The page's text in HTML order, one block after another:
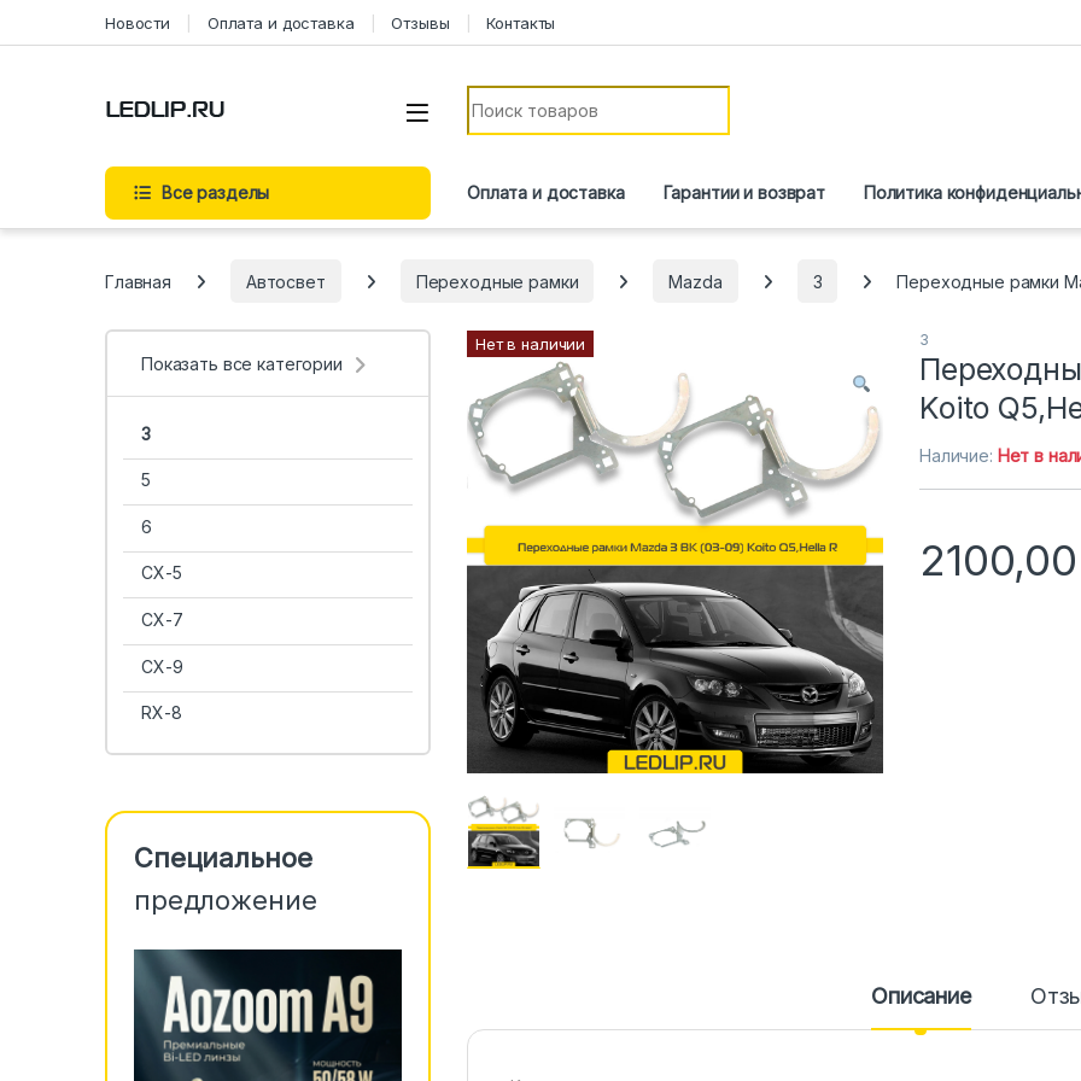
Перейти к содержимому
Новости Оплата и доставка Отзывы Контакты
Искать:
Все разделы Оплата и доставка Гарантии и возврат Политика
Главная Автосвет Переходные рамки Mazda 3 Переходные рамки
Нет в наличии 3
Koito
Наличие: Нет в
2100,00
Описание
Показать все категории
3
5
6
CX-5
CX-7
CX-9
RX-8
Специальное
предложение